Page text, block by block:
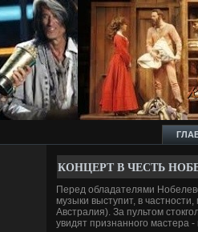
КОНЦЕРТ В ЧЕСТЬ
Перед обладателями
музыки выступит, в
Австралия). За пультом
увидят признанного мастера